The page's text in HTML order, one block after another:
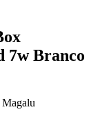
7w Branco
Magalu